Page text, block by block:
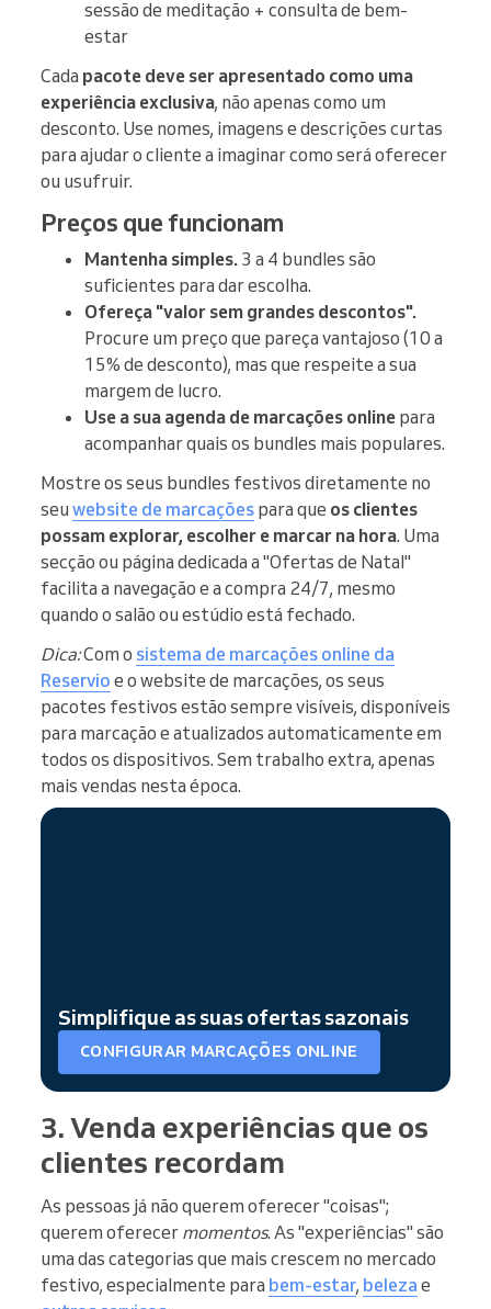
sessão de meditação + consulta de bem-
estar
Cada pacote deve ser apresentado como uma
experiência exclusiva, não apenas como um
desconto. Use nomes, imagens e descrições curtas
para ajudar o cliente a imaginar como será oferecer
ou usufruir.
Preços que funcionam
Mantenha simples. 3 a 4 bundles são
suficientes para dar escolha.
Ofereça "valor sem grandes descontos".
Procure um preço que pareça vantajoso (10 a
15% de desconto), mas que respeite a sua
margem de lucro.
Use a sua agenda de marcações online para
acompanhar quais os bundles mais populares.
Mostre os seus bundles festivos diretamente no
seu website de marcações para que os clientes
possam explorar, escolher e marcar na hora. Uma
secção ou página dedicada a "Ofertas de Natal"
facilita a navegação e a compra 24/7, mesmo
quando o salão ou estúdio está fechado.
Dica:Com o sistema de marcações online da
Reservio e o website de marcações, os seus
pacotes festivos estão sempre visíveis, disponíveis
para marcação e atualizados automaticamente em
todos os dispositivos. Sem trabalho extra, apenas
mais vendas nesta época.
Simplifique as suas ofertas sazonais
CONFIGURAR MARCAÇÕES ONLINE
3. Venda experiências que os
clientes recordam
As pessoas já não querem oferecer "coisas";
querem oferecer momentos. As "experiências" são
uma das categorias que mais crescem no mercado
festivo, especialmente para bem-estar, beleza e